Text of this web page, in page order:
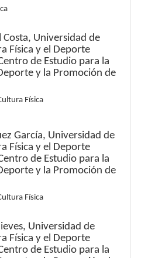
Costa, Universidad de
Física y el Deporte
de Estudio para la
y la Promoción de
Física
García, Universidad de
Física y el Deporte
de Estudio para la
y la Promoción de
Física
Universidad de
Física y el Deporte
de Estudio para la